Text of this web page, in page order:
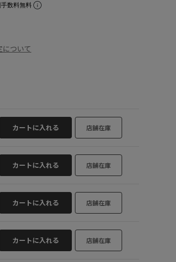
数料無料
ついて
カートに入れる 店舗在庫
カートに入れる 店舗在庫
カートに入れる 店舗在庫
カートに入れる 店舗在庫